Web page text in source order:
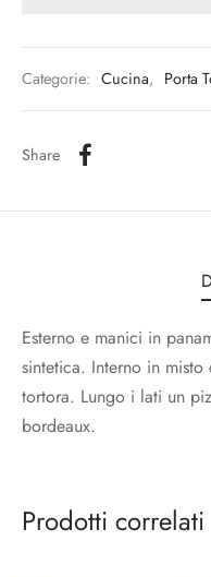
Categorie: Cucina, Porta
Share
Esterno e manici in
sintetica. Interno in
tortora. Lungo i lati un
bordeaux.
Prodotti correlati